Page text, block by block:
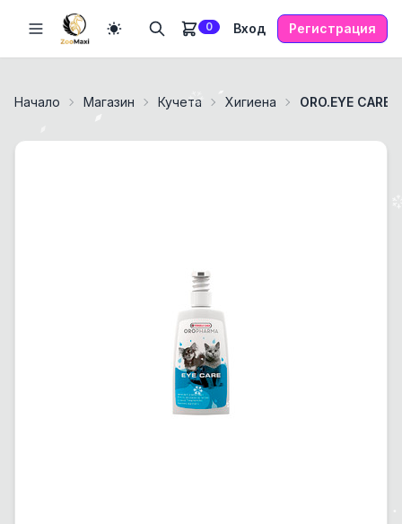
0 Вход Регистрация
Начало Магазин Кучета Хигиена ORO.EYE